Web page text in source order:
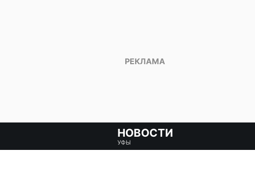
НОВОСТИ
УФЫ